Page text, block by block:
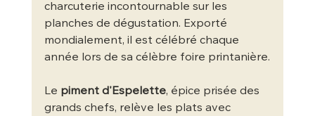
charcuterie incontournable sur les
planches de dégustation. Exporté
mondialement, il est célébré chaque
année lors de sa célèbre foire printanière.
Le piment d'Espelette, épice prisée des
grands chefs, relève les plats avec